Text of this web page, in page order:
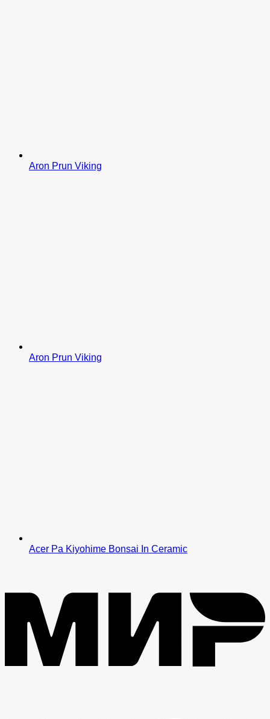
Aron Prun Viking
Aron Prun Viking
Acer Pa Kiyohime Bonsai In Ceramic